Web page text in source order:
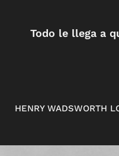
Todo le llega a
HENRY WADSWORTH